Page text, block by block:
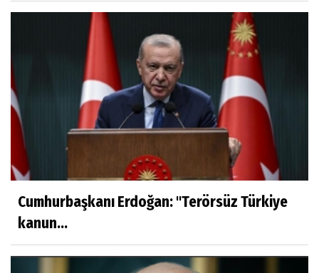
Cumhurbaşkanı Erdoğan: ''Terörsüz Türkiye
kanun...